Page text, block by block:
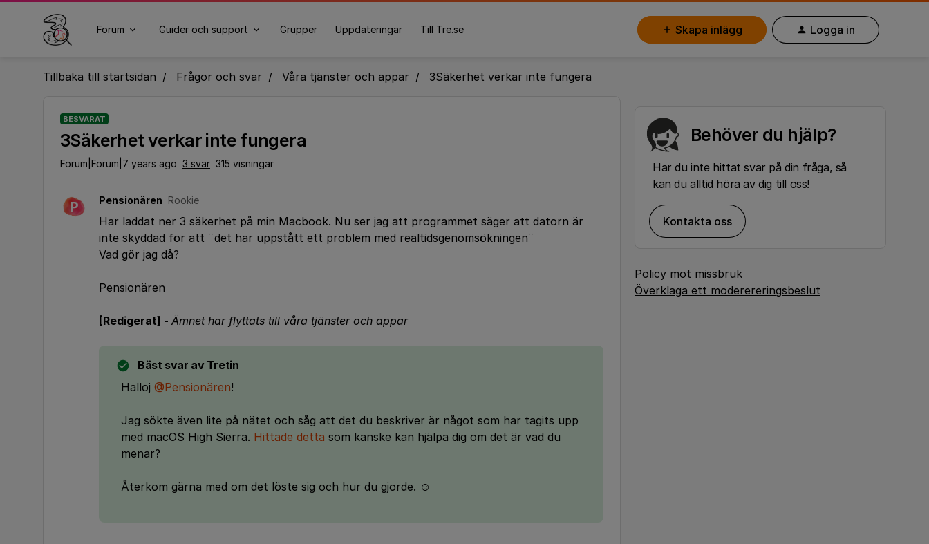
Forum Guider och support Grupper Uppdateringar Till Tre.se Skapa inlägg Logga in
Tillbaka till startsidan Frågor och svar Våra tjänster och appar 3Säkerhet verkar inte fungera
BESVARAT
3Säkerhet verkar inte fungera
Forum|Forum|7 years ago 3 svar 315 visningar
P Pensionären Rookie
Har laddat ner 3 säkerhet på min Macbook. Nu ser jag att programmet säger att datorn är
inte skyddad för att ¨det har uppstått ett problem med realtidsgenomsökningen¨
Vad gör jag då?
Pensionären
[Redigerat] - Ämnet har flyttats till våra tjänster och appar
Bäst svar av Tretin
Halloj @Pensionären!
Jag sökte även lite på nätet och såg att det du beskriver är något som har tagits upp
med macOS High Sierra. Hittade detta som kanske kan hjälpa dig om det är vad du
menar?
Återkom gärna med om det löste sig och hur du gjorde. ☺️
Behöver du hjälp?
Har du inte hittat svar på din fråga, så
kan du alltid höra av dig till oss!
Kontakta oss
Policy mot missbruk
Överklaga ett moderereringsbeslut